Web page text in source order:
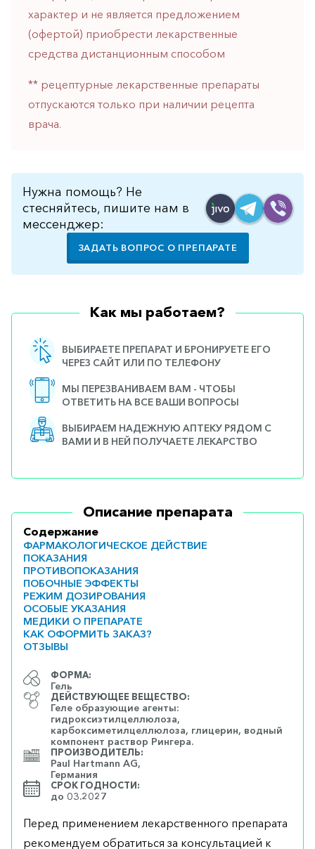
характер и не является предложением
(офертой) приобрести лекарственные
средства дистанционным способом
** рецептурные лекарственные препараты
отпускаются только при наличии рецепта
врача.
Нужна помощь? Не
стесняйтесь, пишите нам в
мессенджер:
ЗАДАТЬ ВОПРОС О ПРЕПАРАТЕ
Как мы работаем?
ВЫБИРАЕТЕ ПРЕПАРАТ И БРОНИРУЕТЕ ЕГО
ЧЕРЕЗ САЙТ ИЛИ ПО ТЕЛЕФОНУ
МЫ ПЕРЕЗВАНИВАЕМ ВАМ - ЧТОБЫ
ОТВЕТИТЬ НА ВСЕ ВАШИ ВОПРОСЫ
ВЫБИРАЕМ НАДЕЖНУЮ АПТЕКУ РЯДОМ С
ВАМИ И В НЕЙ ПОЛУЧАЕТЕ ЛЕКАРСТВО
Описание препарата
Содержание
ФАРМАКОЛОГИЧЕСКОЕ ДЕЙСТВИЕ
ПОКАЗАНИЯ
ПРОТИВОПОКАЗАНИЯ
ПОБОЧНЫЕ ЭФФЕКТЫ
РЕЖИМ ДОЗИРОВАНИЯ
ОСОБЫЕ УКАЗАНИЯ
МЕДИКИ О ПРЕПАРАТЕ
КАК ОФОРМИТЬ ЗАКАЗ?
ОТЗЫВЫ
ФОРМА:
Гель
ДЕЙСТВУЮЩЕЕ ВЕЩЕСТВО:
Геле образующие агенты:
гидроксиэтилцеллюлоза,
карбоксиметилцеллюлоза, глицерин, водный
компонент раствор Рингера.
ПРОИЗВОДИТЕЛЬ:
Paul Hartmann AG,
Германия
СРОК ГОДНОСТИ:
до 03.2027
Перед применением лекарственного препарата
рекомендуем обратиться за консультацией к